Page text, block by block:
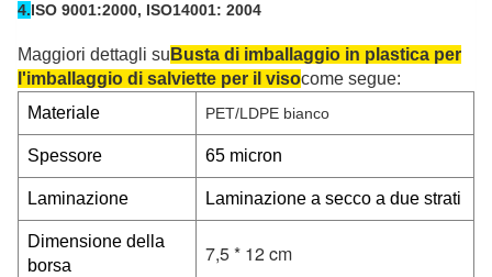
4.ISO 9001:2000, ISO14001: 2004
Maggiori dettagli su Busta di imballaggio in plastica per
l'imballaggio di salviette per il visocome segue:
Materiale
PET/LDPE bianco
Spessore 65 micron
Laminazione Laminazione a secco a due strati
Dimensione della
borsa
7,5 * 12 cm